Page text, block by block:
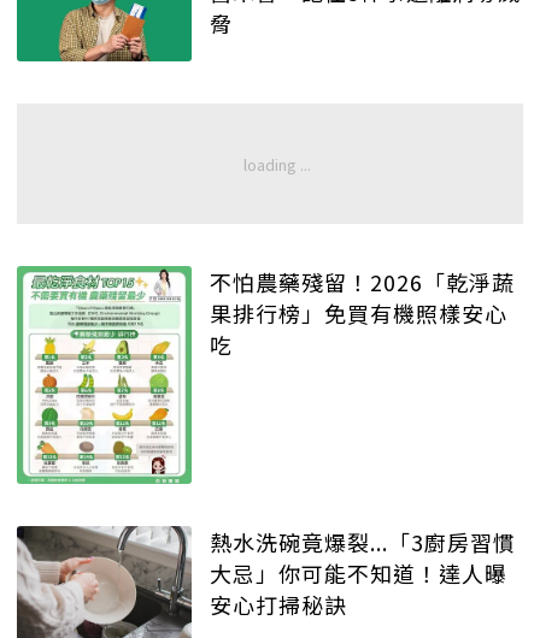
脅
不怕農藥殘留！2026「乾淨蔬
果排行榜」免買有機照樣安心
吃
熱水洗碗竟爆裂...「3廚房習慣
大忌」你可能不知道！達人曝
安心打掃秘訣